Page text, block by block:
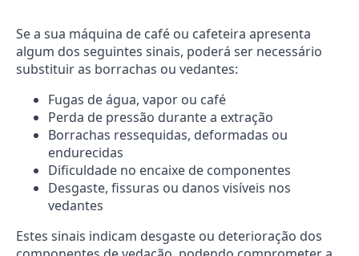
Se a sua máquina de café ou cafeteira apresenta
algum dos seguintes sinais, poderá ser necessário
substituir as borrachas ou vedantes:
Fugas de água, vapor ou café
Perda de pressão durante a extração
Borrachas ressequidas, deformadas ou
endurecidas
Dificuldade no encaixe de componentes
Desgaste, fissuras ou danos visíveis nos
vedantes
Estes sinais indicam desgaste ou deterioração dos